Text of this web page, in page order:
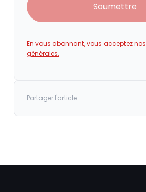
Soumettre
En vous abonnant, vous acceptez nos
générales.
Partager l'article